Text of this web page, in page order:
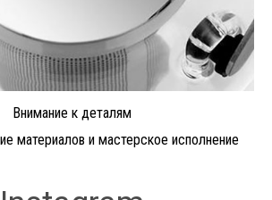
Внимание к деталям
материалов и мастерское исполнение